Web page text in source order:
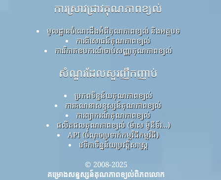
ការស្រាវជ្រាវគុណភាពខ្យល់
មូលដ្ឋានចំណេះដឹងអំពីគុណភាពខ្យល់ និងអត្ថបទ
ការពិសោធន៍គុណភាពខ្យល់
ការវិភាគឧបករណ៍ចាប់សញ្ញាគុណភាពខ្យល់
សំណួរដែលសួរញឹកញាប់
ប្រភពទិន្នន័យគុណភាពខ្យល់
ការគណនាសន្ទស្សន៍គុណភាពខ្យល់
ការព្យាករណ៍គុណភាពខ្យល់
ផលិតផលគុណភាពខ្យល់ (ម៉ាស ម៉ូនីទ័រ...)
API (ចំណុចប្រទាក់កម្មវិធីកម្មវិធី)
វេទិកាទិន្នន័យប្រវត្តិសាស្ត្រ
© 2008-2025
គម្រោងសន្ទស្សន៍គុណភាពខ្យល់ពិភពលោក